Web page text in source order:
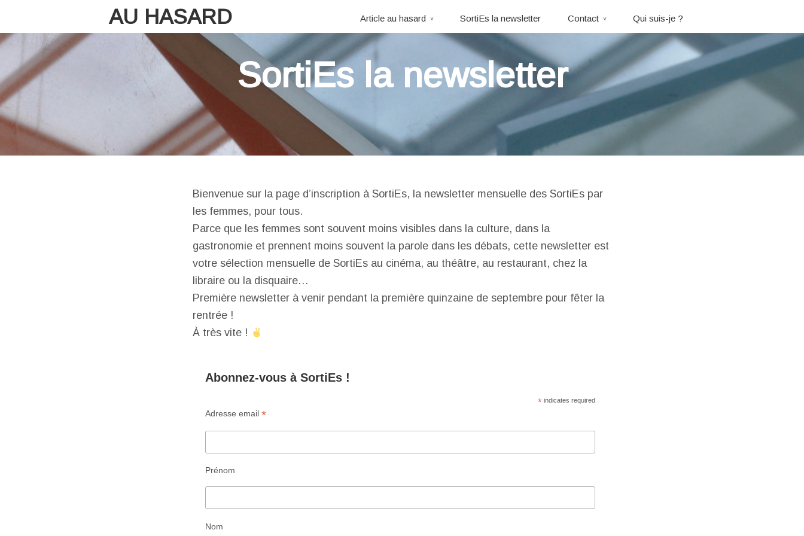
AU HASARD Article au hasard SortiEs la newsletter Contact Qui suis-je ?
SortiEs la newsletter
Bienvenue sur la page d’inscription à SortiEs, la newsletter mensuelle des SortiEs par
les femmes, pour tous.
Parce que les femmes sont souvent moins visibles dans la culture, dans la
gastronomie et prennent moins souvent la parole dans les débats, cette newsletter est
votre sélection mensuelle de SortiEs au cinéma, au théâtre, au restaurant, chez la
libraire ou la disquaire…
Première newsletter à venir pendant la première quinzaine de septembre pour fêter la
rentrée !
À très vite !
Abonnez-vous à SortiEs !
*indicates required
Adresse email *
Prénom
Nom